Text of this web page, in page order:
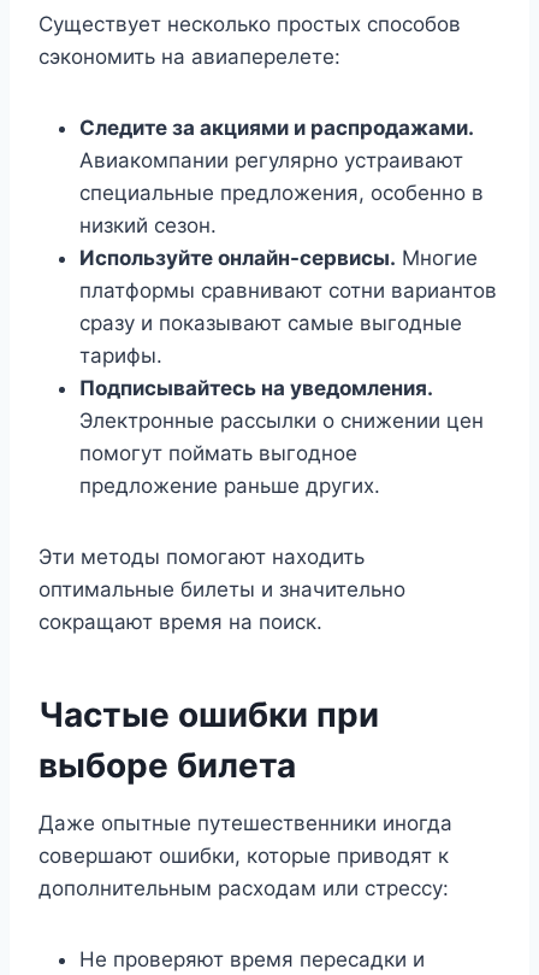
Существует несколько простых способов
сэкономить на авиаперелете:
Следите за акциями и распродажами.
Авиакомпании регулярно устраивают
специальные предложения, особенно в
низкий сезон.
Используйте онлайн-сервисы. Многие
платформы сравнивают сотни вариантов
сразу и показывают самые выгодные
тарифы.
Подписывайтесь на уведомления.
Электронные рассылки о снижении цен
помогут поймать выгодное
предложение раньше других.
Эти методы помогают находить
оптимальные билеты и значительно
сокращают время на поиск.
Частые ошибки при
выборе билета
Даже опытные путешественники иногда
совершают ошибки, которые приводят к
дополнительным расходам или стрессу:
Не проверяют время пересадки и